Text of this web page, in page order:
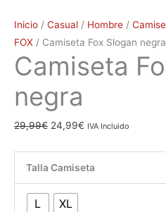
Inicio / Casual / Hombre /
FOX / Camiseta Fox Slogan negra
Camiseta
negra
29,99€ 24,99€ IVA Incluido
Talla Camiseta
L XL